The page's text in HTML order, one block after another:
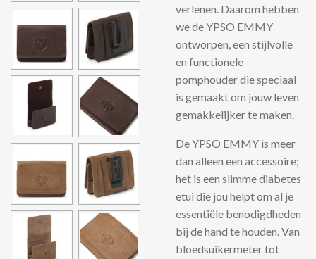
verlenen. Daarom hebben
we de YPSO EMMY
ontworpen, een stijlvolle
en functionele
pomphouder die speciaal
is gemaakt om jouw leven
gemakkelijker te maken.
DeYPSO EMMY is meer
dan alleen een accessoire;
het is een slimmediabetes
etui die jou helpt om al je
essentiële benodigdheden
bij de hand te houden. Van
bloedsuikermetertot